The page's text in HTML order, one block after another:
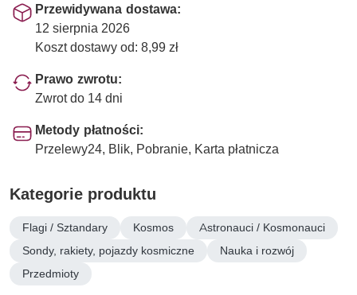
Przewidywana dostawa:
12 sierpnia 2026
Koszt dostawy od: 8,99 zł
Prawo zwrotu:
Zwrot do 14 dni
Metody płatności:
Przelewy24, Blik, Pobranie, Karta płatnicza
Kategorie produktu
Flagi / Sztandary Kosmos
Astronauci / Kosmonauci
Sondy, rakiety, pojazdy kosmiczne
Nauka i rozwój
Przedmioty